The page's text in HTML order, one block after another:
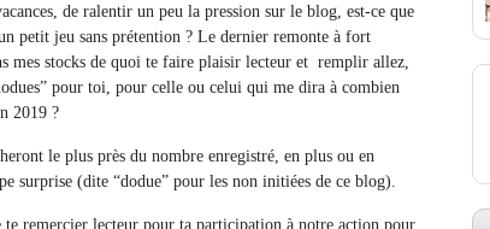
de ralentir un peu la pression sur le blog, est-ce que
petit jeu sans prétention ? Le dernier remonte à fort
mes stocks de quoi te faire plaisir lecteur et remplir allez,
pour toi, pour celle ou celui qui me dira à combien
2019 ?
le plus près du nombre enregistré, en plus ou en
surprise (dite “dodue” pour les non initiées de ce blog).
te remercier lecteur pour ta participation à notre action pour